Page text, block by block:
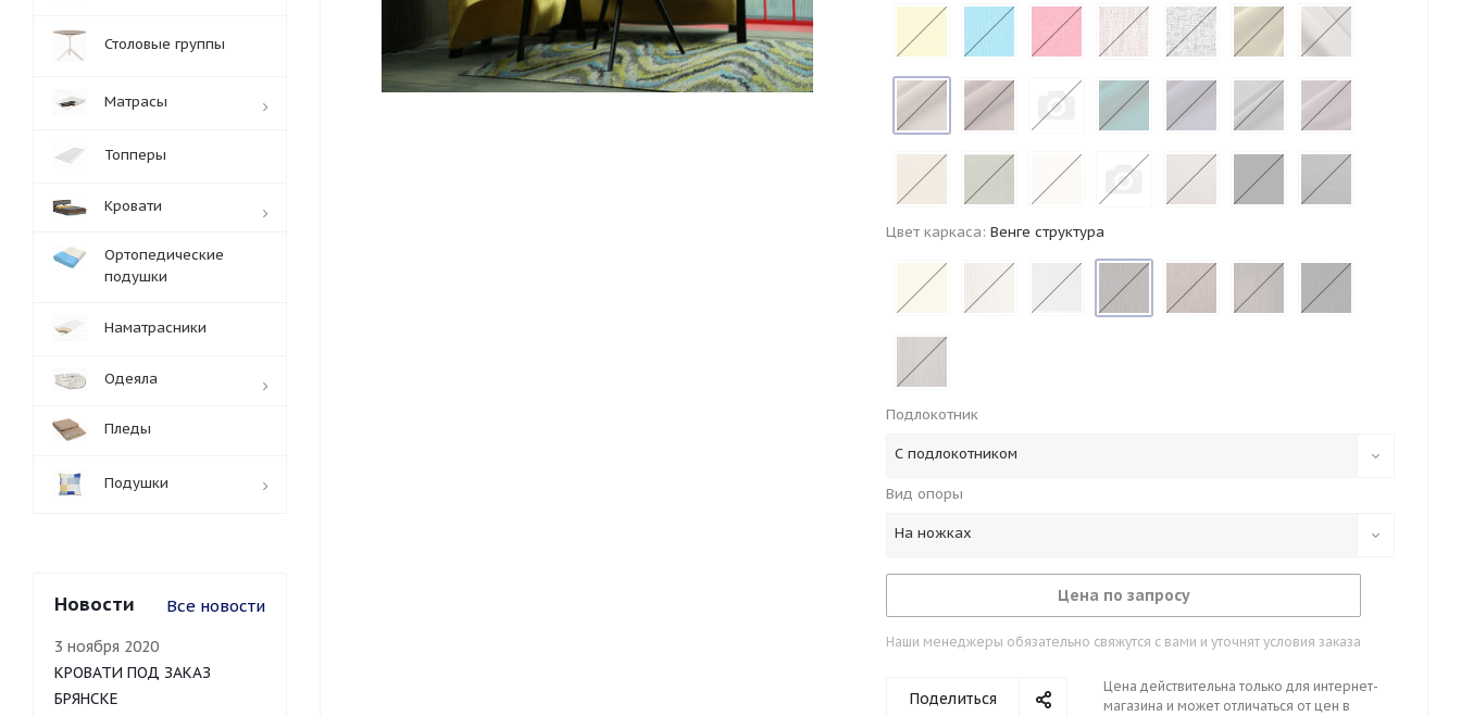
Цвет каркаса: Венге структура
Подлокотник
С подлокотником
Вид опоры
На ножках
Цена по запросу
Наши менеджеры обязательно свяжутся с вами и уточнят условия заказа
Поделиться
Цена действительна только для интернет-
магазина и может отличаться от цен в
Столовые группы
Матрасы
Топперы
Кровати
Ортопедические
подушки
Наматрасники
Одеяла
Пледы
Подушки
Новости Все новости
3 ноября 2020
КРОВАТИ ПОД ЗАКАЗ
БРЯНСКЕ